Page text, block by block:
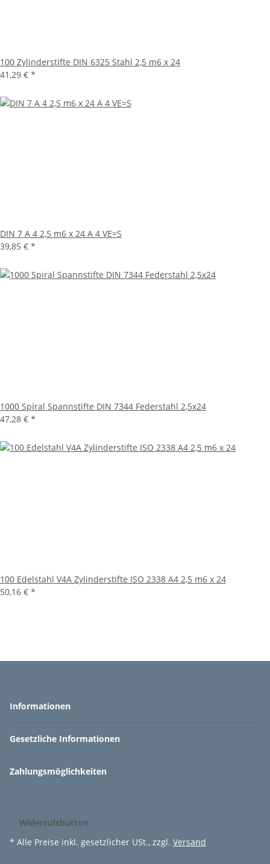
100 Zylinderstifte DIN 6325 Stahl 2,5 m6 x 24
41,29 € *
DIN 7 A 4 2,5 m6 x 24 A 4 VE=S
39,85 € *
1000 Spiral Spannstifte DIN 7344 Federstahl 2,5x24
47,28 € *
100 Edelstahl V4A Zylinderstifte ISO 2338 A4 2,5 m6 x 24
50,16 € *
Informationen
Gesetzliche Informationen
Zahlungsmöglichkeiten
Widerrufsbutton
* Alle Preise inkl. gesetzlicher USt., zzgl. Versand